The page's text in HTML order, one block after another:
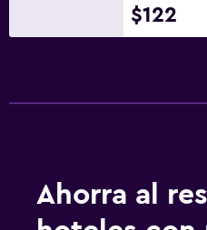
$122
Ahorra al